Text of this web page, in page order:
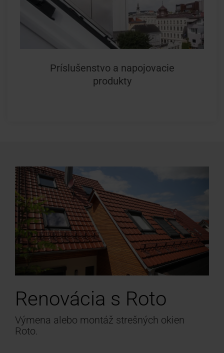
Príslušenstvo a napojovacie
produkty
Renovácia s Roto
Výmena alebo montáž strešných okien
Roto.